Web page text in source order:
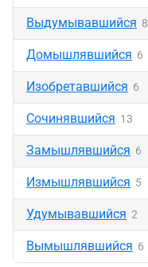
Выдумывавшийся 8
Домышлявшийся 6
Изобретавшийся 6
Сочинявшийся 13
Замышлявшийся 6
Измышлявшийся 5
Удумывавшийся 2
Вымышлявшийся 6